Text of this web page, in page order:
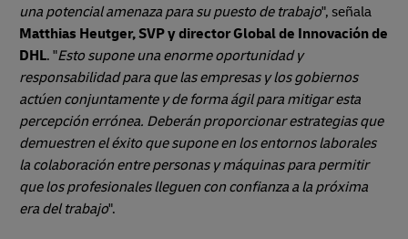
una potencial amenaza para su puesto de trabajo", señala
Matthias Heutger, SVP y director Global de Innovación de
DHL. "Esto supone una enorme oportunidad y
responsabilidad para que las empresas y los gobiernos
actúen conjuntamente y de forma ágil para mitigar esta
percepción errónea. Deberán proporcionar estrategias que
demuestren el éxito que supone en los entornos laborales
la colaboración entre personas y máquinas para permitir
que los profesionales lleguen con confianza a la próxima
era del trabajo".